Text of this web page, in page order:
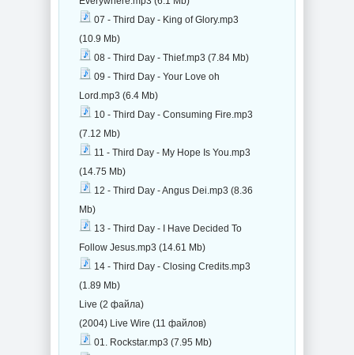
07 - Third Day - King of Glory.mp3
(10.9 Mb)
08 - Third Day - Thief.mp3 (7.84 Mb)
09 - Third Day - Your Love oh
Lord.mp3 (6.4 Mb)
10 - Third Day - Consuming Fire.mp3
(7.12 Mb)
11 - Third Day - My Hope Is You.mp3
(14.75 Mb)
12 - Third Day - Angus Dei.mp3 (8.36
Mb)
13 - Third Day - I Have Decided To
Follow Jesus.mp3 (14.61 Mb)
14 - Third Day - Closing Credits.mp3
(1.89 Mb)
Live (2 файла)
(2004) Live Wire (11 файлов)
01. Rockstar.mp3 (7.95 Mb)